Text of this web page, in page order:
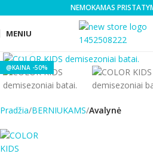
NEMOKAMAS
MENIU
-50%
Click to enlarge
Pradžia BERNIUKAMS Avalynė